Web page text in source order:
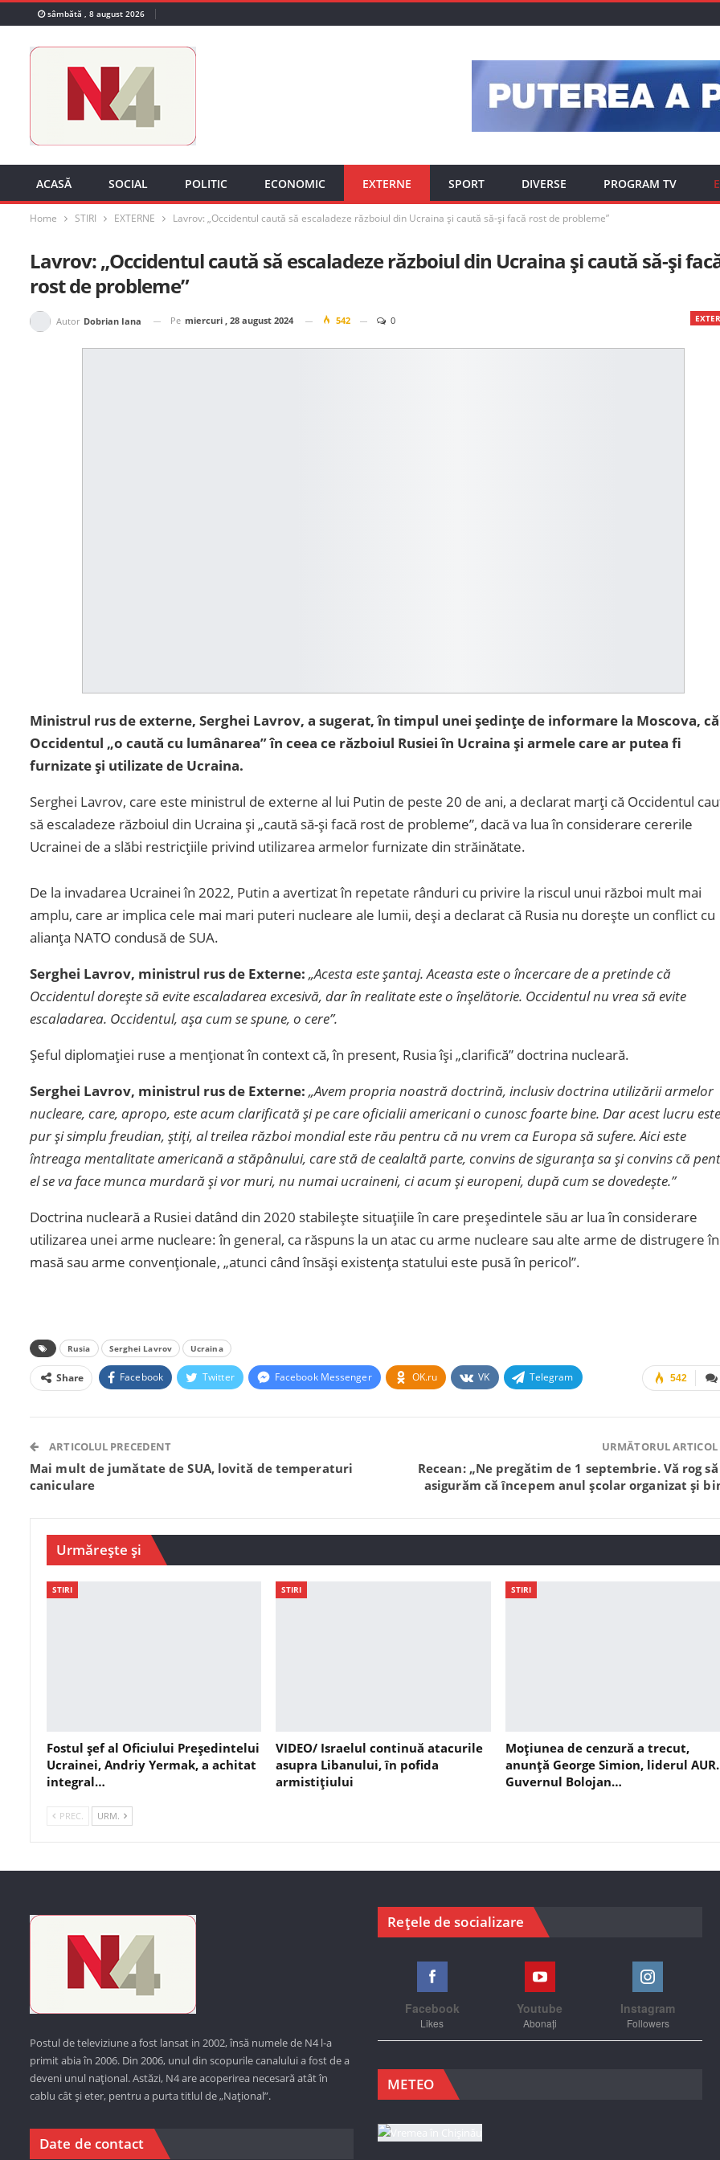
sâmbătă , 8 august 2026
ACASĂ SOCIAL POLITIC ECONOMIC EXTERNE SPORT DIVERSE PROGRAM TV
Home STIRI EXTERNE Lavrov: „Occidentul caută să escaladeze războiul din Ucraina şi caută să-şi facă rost de probleme”
Lavrov: „Occidentul caută să escaladeze războiul din Ucraina şi caută să-şi
rost de probleme”
Autor Dobrian Iana Pe miercuri , 28 august 2024 542 0
Ministrul rus de externe, Serghei Lavrov, a sugerat, în timpul unei ședințe de informare la Moscova, că
Occidentul „o caută cu lumânarea” în ceea ce războiul Rusiei în Ucraina și armele care ar putea fi
furnizate și utilizate de Ucraina.
Serghei Lavrov, care este ministrul de externe al lui Putin de peste 20 de ani, a declarat marţi că Occidentul
să escaladeze războiul din Ucraina şi „caută să-şi facă rost de probleme”, dacă va lua în considerare cererile
Ucrainei de a slăbi restricţiile privind utilizarea armelor furnizate din străinătate.
De la invadarea Ucrainei în 2022, Putin a avertizat în repetate rânduri cu privire la riscul unui război mult mai
amplu, care ar implica cele mai mari puteri nucleare ale lumii, deşi a declarat că Rusia nu doreşte un conflict cu
alianţa NATO condusă de SUA.
Serghei Lavrov, ministrul rus de Externe: „Acesta este șantaj. Aceasta este o încercare de a pretinde că
Occidentul dorește să evite escaladarea excesivă, dar în realitate este o înșelătorie. Occidentul nu vrea să evite
escaladarea. Occidentul, așa cum se spune, o cere”.
Şeful diplomaţiei ruse a menţionat în context că, în present, Rusia îşi „clarifică” doctrina nucleară.
Serghei Lavrov, ministrul rus de Externe: „Avem propria noastră doctrină, inclusiv doctrina utilizării armelor
nucleare, care, apropo, este acum clarificată și pe care oficialii americani o cunosc foarte bine. Dar acest lucru este
pur și simplu freudian, știți, al treilea război mondial este rău pentru că nu vrem ca Europa să sufere. Aici este
întreaga mentalitate americană a stăpânului, care stă de cealaltă parte, convins de siguranța sa și convins că
el se va face munca murdară și vor muri, nu numai ucraineni, ci acum și europeni, după cum se dovedește.”
Doctrina nucleară a Rusiei datând din 2020 stabileşte situaţiile în care preşedintele său ar lua în considerare
utilizarea unei arme nucleare: în general, ca răspuns la un atac cu arme nucleare sau alte arme de distrugere în
masă sau arme convenţionale, „atunci când însăşi existenţa statului este pusă în pericol”.
Rusia Serghei Lavrov Ucraina
542
Share Facebook Twitter Facebook Messenger OK.ru VK Telegram
ARTICOLUL PRECEDENT
Mai mult de jumătate de SUA, lovită de temperaturi
caniculare
URMĂTORUL ARTICOL
Recean: „Ne pregătim de 1 septembrie. Vă rog
asigurăm că începem anul școlar organizat și
Urmărește și
STIRI
Fostul șef al Oficiului Președintelui
Ucrainei, Andriy Yermak, a achitat
integral…
STIRI
VIDEO/ Israelul continuă atacurile
asupra Libanului, în pofida
armistițiului
STIRI
Moțiunea de cenzură a trecut,
anunță George Simion, liderul AUR.
Guvernul Bolojan…
PREC. URM.
Postul de televiziune a fost lansat in 2002, însă numele de N4 l-a
primit abia în 2006. Din 2006, unul din scopurile canalului a fost de a
deveni unul național. Astăzi, N4 are acoperirea necesară atât în
cablu cât și eter, pentru a purta titlul de „Național”.
Date de contact
Rețele de socializare
Facebook
Likes
Youtube
Abonați
Instagram
Followers
METEO